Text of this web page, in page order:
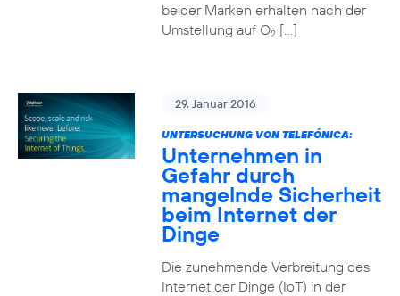
beider Marken erhalten nach der
Umstellung auf O2[…]
29. Januar 2016
UNTERSUCHUNG VON TELEFÓNICA:
Unternehmen in
Gefahr durch
mangelnde Sicherheit
beim Internet der
Dinge
Die zunehmende Verbreitung des
Internet der Dinge (IoT) in der